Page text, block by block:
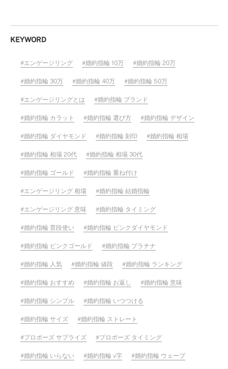
KEYWORD
エンゲージリング 婚約指輪 10万 婚約指輪 20万
婚約指輪 30万 婚約指輪 40万 婚約指輪 50万
エンゲージリングとは 婚約指輪 ブランド
婚約指輪 カラット 婚約指輪 選び方 婚約指輪 デザイン
婚約指輪 ダイヤモンド 婚約指輪 刻印 婚約指輪 相場
婚約指輪 相場 20代 婚約指輪 相場 30代
婚約指輪 ゴールド 婚約指輪 重ね付け
エンゲージリング 相場 婚約指輪 結婚指輪
エンゲージリング 意味 婚約指輪 タイミング
婚約指輪 普段使い 婚約指輪 ピンクダイヤモンド
婚約指輪 ピンクゴールド 婚約指輪 プラチナ
婚約指輪 人気 婚約指輪 値段 婚約指輪 ランキング
婚約指輪 おすすめ 婚約指輪 お返し 婚約指輪 意味
婚約指輪 シンプル 婚約指輪 いつつける
婚約指輪 サイズ 婚約指輪 ストレート
プロポーズ サプライズ プロポーズ タイミング
婚約指輪 いらない 婚約指輪 v字 婚約指輪 ウェーブ